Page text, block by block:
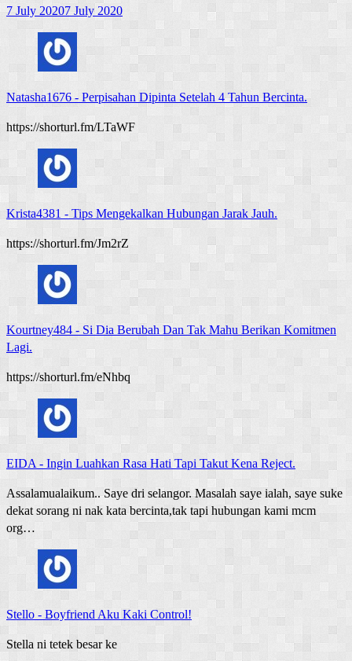
7 July 20207 July 2020
Natasha1676 - Perpisahan Dipinta Setelah 4 Tahun Bercinta.
https://shorturl.fm/LTaWF
Krista4381 - Tips Mengekalkan Hubungan Jarak Jauh.
https://shorturl.fm/Jm2rZ
Kourtney484 - Si Dia Berubah Dan Tak Mahu Berikan Komitmen
Lagi.
https://shorturl.fm/eNhbq
EIDA - Ingin Luahkan Rasa Hati Tapi Takut Kena Reject.
Assalamualaikum.. Saye dri selangor. Masalah saye ialah, saye suke
dekat sorang ni nak kata bercinta,tak tapi hubungan kami mcm
org…
Stello - Boyfriend Aku Kaki Control!
Stella ni tetek besar ke